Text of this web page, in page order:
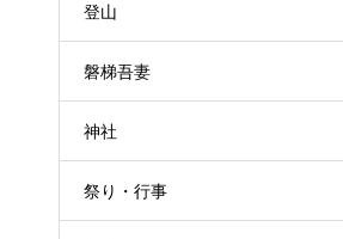
登山
磐梯吾妻
神社
祭り・行事